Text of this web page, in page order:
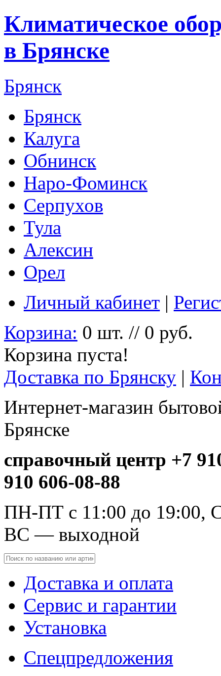
Климатическое
в Брянске
Брянск
Брянск
Калуга
Обнинск
Наро-Фоминск
Серпухов
Тула
Алексин
Орел
Личный кабинет |
Корзина: 0 шт. // 0 руб.
Корзина пуста!
Доставка по Брянску |
Интернет-магазин
Брянске
справочный центр +7
910 606-08-88
ПН-ПТ с 11:00 до 19:00,
ВС — выходной
Доставка и оплата
Сервис и гарантии
Установка
Спецпредложения